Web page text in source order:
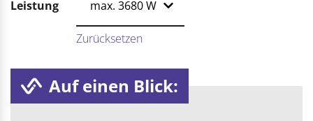
Leistung
Zurücksetzen
Auf einen Blick: